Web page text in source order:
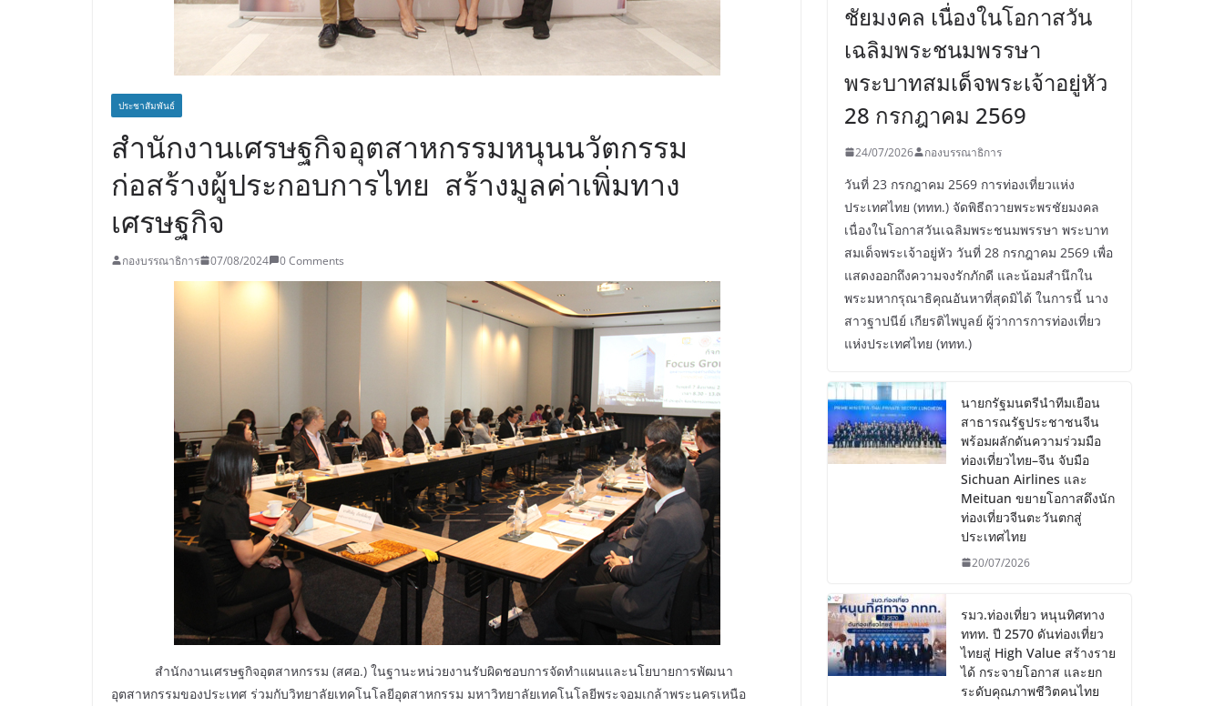
ประชาสัมพันธ์
สำนักงานเศรษฐกิจอุตสาหกรรมหนุนนวัตกรรม
ก่อสร้างผู้ประกอบการไทย สร้างมูลค่าเพิ่มทาง
เศรษฐกิจ
กองบรรณาธิการ 07/08/2024 0 Comments
สำนักงานเศรษฐกิจอุตสาหกรรม (สศอ.) ในฐานะหน่วยงานรับผิดชอบการจัดทำแผนและนโยบายการพัฒนา
อุตสาหกรรมของประเทศ ร่วมกับวิทยาลัยเทคโนโลยีอุตสาหกรรม มหาวิทยาลัยเทคโนโลยีพระจอมเกล้าพระนครเหนือ
ชัยมงคล เนื่องในโอกาสวัน
เฉลิมพระชนมพรรษา
พระบาทสมเด็จพระเจ้าอยู่หัว
28 กรกฎาคม 2569
24/07/2026 กองบรรณาธิการ
วันที่ 23 กรกฎาคม 2569 การท่องเที่ยวแห่ง
ประเทศไทย (ททท.) จัดพิธีถวายพระพรชัยมงคล
เนื่องในโอกาสวันเฉลิมพระชนมพรรษา พระบาท
สมเด็จพระเจ้าอยู่หัว วันที่ 28 กรกฎาคม 2569 เพื่อ
แสดงออกถึงความจงรักภักดี และน้อมสำนึกใน
พระมหากรุณาธิคุณอันหาที่สุดมิได้ ในการนี้ นาง
สาวฐาปนีย์ เกียรติไพบูลย์ ผู้ว่าการการท่องเที่ยว
แห่งประเทศไทย (ททท.)
นายกรัฐมนตรีนำทีมเยือน
สาธารณรัฐประชาชนจีน
พร้อมผลักดันความร่วมมือ
ท่องเที่ยวไทย–จีน จับมือ
Sichuan Airlines และ
Meituan ขยายโอกาสดึงนัก
ท่องเที่ยวจีนตะวันตกสู่
ประเทศไทย
20/07/2026
รมว.ท่องเที่ยว หนุนทิศทาง
ททท. ปี 2570 ดันท่องเที่ยว
ไทยสู่ High Value สร้างราย
ได้ กระจายโอกาส และยก
ระดับคุณภาพชีวิตคนไทย